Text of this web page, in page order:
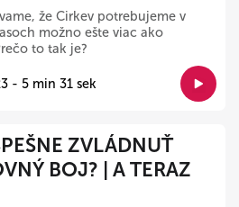
že Cirkev potrebujeme v
možno ešte viac ako
to tak je?
- 5 min 31 sek
ZVLÁDNUŤ
BOJ? | A TERAZ